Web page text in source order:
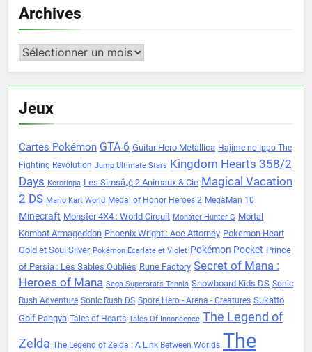
Archives
Archives
Jeux
Cartes Pokémon GTA 6 Guitar Hero Metallica Hajime no Ippo The
Fighting Revolution Jump Ultimate Stars Kingdom Hearts 358/2
Days Kororinpa Les Simsâ„¢ 2 Animaux & Cie Magical Vacation
2 DS Mario Kart World Medal of Honor Heroes 2 MegaMan 10
Minecraft Monster 4X4 : World Circuit Monster Hunter G Mortal
Kombat Armageddon Phoenix Wright : Ace Attorney Pokemon Heart
Gold et Soul Silver Pokémon Ecarlate et Violet Pokémon Pocket Prince
of Persia : Les Sables Oubliés Rune Factory Secret of Mana :
Heroes of Mana Sega Superstars Tennis Snowboard Kids DS Sonic
Rush Adventure Sonic Rush DS Spore Hero - Arena - Creatures Sukatto
Golf Pangya Tales of Hearts Tales Of Innoncence The Legend of
Zelda The Legend of Zelda : A Link Between Worlds The